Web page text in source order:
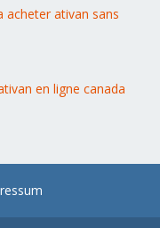
acheter ativan sans
en ligne canada